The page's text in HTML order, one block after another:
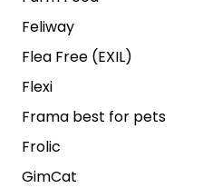
Feliway
Flea Free (EXIL)
Flexi
Frama best for pets
Frolic
GimCat